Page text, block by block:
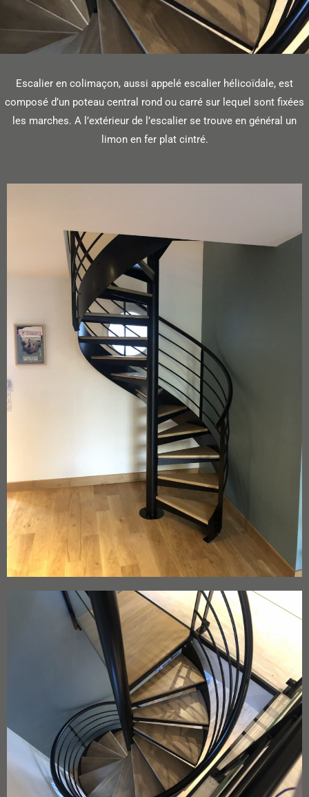
Escalier en colimaçon, aussi appelé escalier hélicoïdale, est
composé d’un poteau central rond ou carré sur lequel sont fixées
les marches. A l’extérieur de l’escalier se trouve en général un
limon en fer plat cintré.